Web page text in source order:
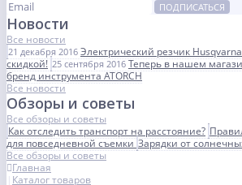
ПОДПИСАТЬСЯ
Новости
Все новости
21 декабря 2016 Электрический резчик
скидкой! 25 сентября 2016 Теперь в нашем
бренд инструмента ATORCH
Все новости
Обзоры и советы
Все обзоры и советы
Как отследить транспорт на расстояние?
для повседневной съемкиЗарядки от
Все обзоры и советы
Главная
Каталог товаров